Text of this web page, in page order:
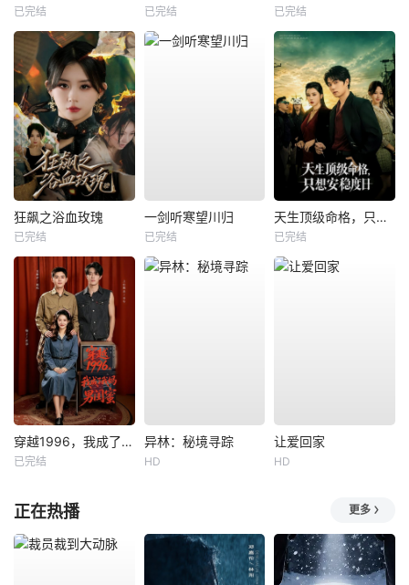
已完结 已完结 已完结
狂飙之浴血玫瑰
已完结
一剑听寒望川归
已完结
天生顶级命格，只想安稳度日
已完结
穿越1996，我成了我妈男闺蜜
已完结
异林：秘境寻踪
HD
让爱回家
HD
正在热播 更多